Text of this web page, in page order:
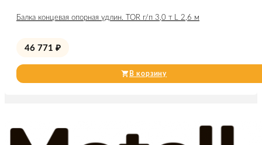
Балка концевая опорная удлин. TOR г/п 3,0 т L 2,6 м
46 771 ₽
В корзину